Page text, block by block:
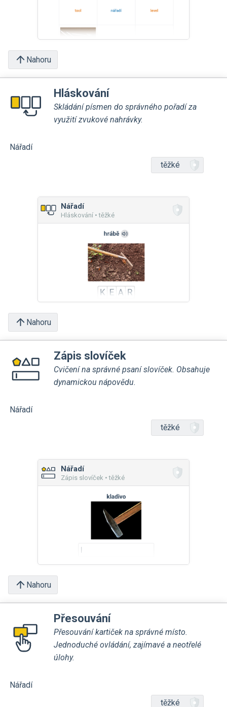
Nahoru
Hláskování
Skládání písmen do správného pořadí za
využití zvukové nahrávky.
Nářadí
těžké
Nářadí
Hláskování • těžké
Nahoru
Zápis slovíček
Cvičení na správné psaní slovíček. Obsahuje
dynamickou nápovědu.
Nářadí
těžké
Nářadí
Zápis slovíček • těžké
Nahoru
Přesouvání
Přesouvání kartiček na správné místo.
Jednoduché ovládání, zajímavé a neotřelé
úlohy.
Nářadí
těžké